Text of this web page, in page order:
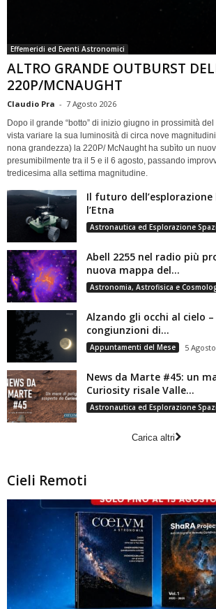
Effemeridi ed Eventi Astronomici
ALTRO GRANDE OUTBURST
220P/MCNAUGHT
Claudio Pra - 7 Agosto 2026
Dopo il grande “botto” di inizio giugno in prossimità del
vista variare la sua luminosità di circa nove
nona grandezza) la 220P/ McNaught ha subìto un
presumibilmente tra il 5 e il 6 agosto, passando
tredicesima alla settima magnitudine.
Il futuro
l’Etna
Astronautica ed Esplorazione
Abell 2255 nel radio più
nuova mappa del...
Astronomia, Astrofisica e
Alzando gli occhi al cielo –
congiunzioni di...
Appuntamenti del Mese 5
News da Marte #45: un
Curiosity risale Valle...
Astronautica ed Esplorazione
Carica altri
Cieli Remoti